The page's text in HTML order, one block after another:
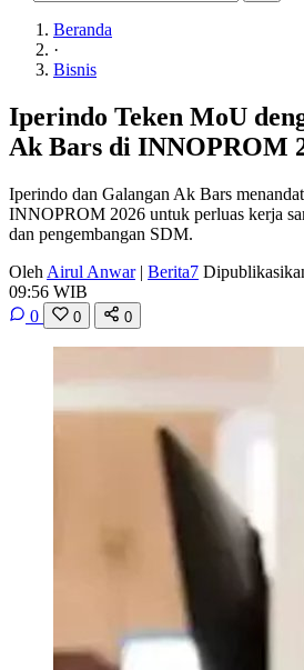
Beranda
·
Bisnis
Iperindo Teken MoU
Ak Bars di INNOPROM
Iperindo dan Galangan Ak Bars
INNOPROM 2026 untuk perluas kerja
dan pengembangan SDM.
Oleh Airul Anwar | Berita7
09:56 WIB
0
0 0